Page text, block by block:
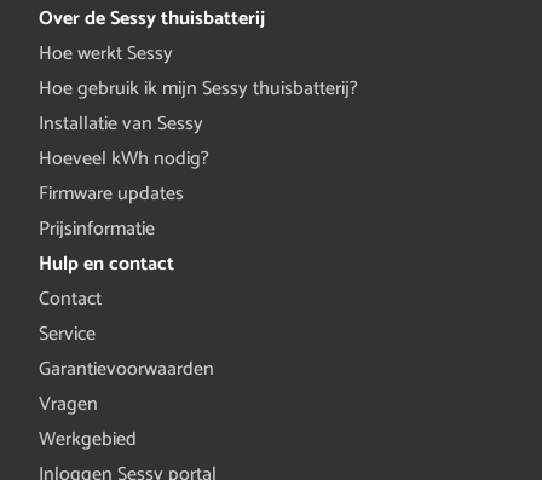
Over de Sessy thuisbatterij
Hoe werkt Sessy
Hoe gebruik ik mijn Sessy thuisbatterij?
Installatie van Sessy
Hoeveel kWh nodig?
Firmware updates
Prijsinformatie
Hulp en contact
Contact
Service
Garantievoorwaarden
Vragen
Werkgebied